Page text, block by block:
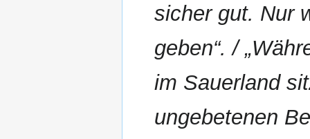
sicher gut. Nur
geben“. /
im Sauerland
ungebetenen